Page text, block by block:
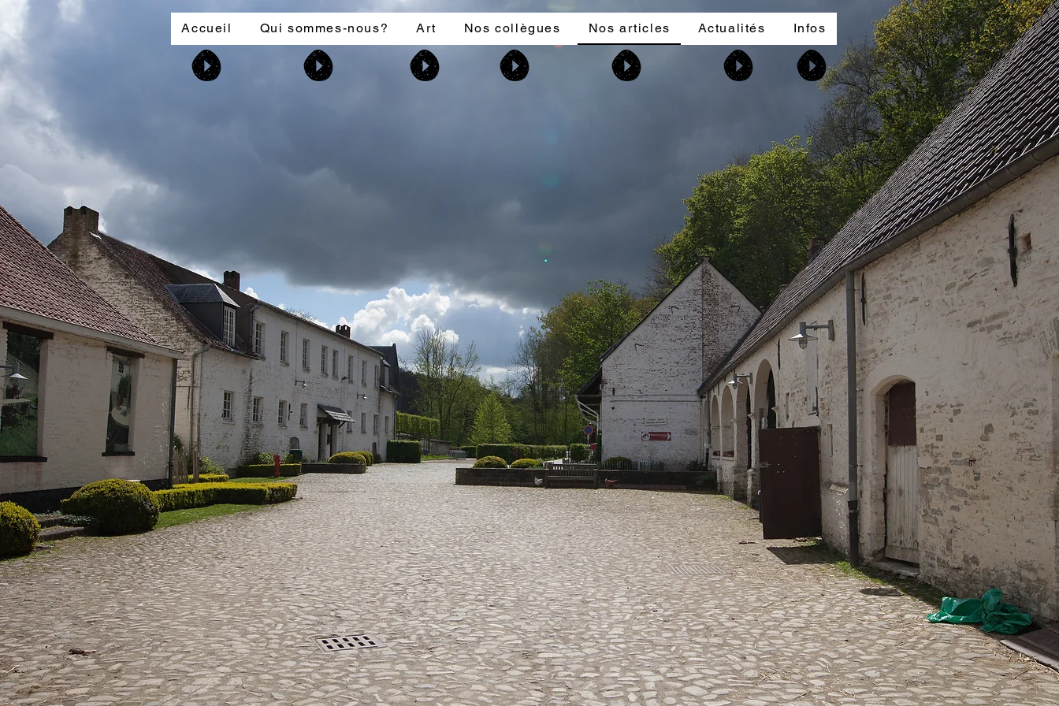
Accueil Qui sommes-nous? Art Nos collègues Nos articles Actualités Infos